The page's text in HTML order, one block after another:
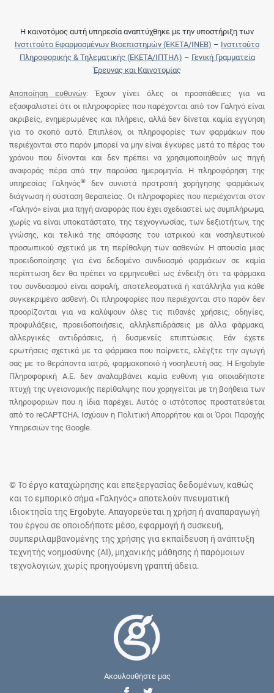
Η καινοτόμος αυτή υπηρεσία αναπτύχθηκε με την υποστήριξη των
Ινστιτούτο Εφαρμοσμένων Βιοεπιστημών (ΕΚΕΤΑ/ΙΝΕΒ) – Ινστιτούτο
Πληροφορικής & Τηλεματικής (ΕΚΕΤΑ/ΙΠΤΗΛ) – Γενική Γραμματεία
Έρευνας και Καινοτομίας
Αποποίηση ευθυνών: Έχουν γίνει όλες οι προσπάθειες για να
εξασφαλιστεί ότι οι πληροφορίες που παρέχονται από τον Γαληνό είναι
ακριβείς, ενημερωμένες και πλήρεις, αλλά δεν δίνεται καμία εγγύηση
για το σκοπό αυτό. Επιπλέον, οι πληροφορίες των φαρμάκων που
περιέχονται στο παρόν μπορεί να μην είναι έγκυρες μετά το πέρας του
χρόνου που δίνονται και δεν πρέπει να χρησιμοποιηθούν ως πηγή
αναφοράς πέρα από την παρούσα ημερομηνία. Η πληροφόρηση της
υπηρεσίας Γαληνός®
δεν συνιστά προτροπή χορήγησης φαρμάκων,
διάγνωση ή σύσταση θεραπείας. Οι πληροφορίες που περιέχονται στον
«Γαληνό» είναι μια πηγή αναφοράς που έχει σχεδιαστεί ως συμπλήρωμα,
χωρίς να είναι υποκατάστατο, της τεχνογνωσίας, των δεξιοτήτων, της
γνώσης, και τελικά της απόφασης του ιατρικού και νοσηλευτικού
προσωπικού σχετικά με τη περίθαλψη των ασθενών. Η απουσία μιας
προειδοποίησης για ένα δεδομένο συνδυασμό φαρμάκων σε καμία
περίπτωση δεν θα πρέπει να ερμηνευθεί ως ένδειξη ότι τα φάρμακα
του συνδυασμού είναι ασφαλή, αποτελεσματικά ή κατάλληλα για κάθε
συγκεκριμένο ασθενή. Οι πληροφορίες που περιέχονται στο παρόν δεν
προορίζονται για να καλύψουν όλες τις πιθανές χρήσεις, οδηγίες,
προφυλάξεις, προειδοποιήσεις, αλληλεπιδράσεις με άλλα φάρμακα,
αλλεργικές αντιδράσεις, ή δυσμενείς επιπτώσεις. Εάν έχετε
ερωτήσεις σχετικά με τα φάρμακα που παίρνετε, ελέγξτε την αγωγή
σας με το θεράποντα ιατρό, φαρμακοποιό ή νοσηλευτή σας. Η Ergobyte
Πληροφορική Α.Ε. δεν αναλαμβάνει καμία ευθύνη για οποιαδήποτε
πτυχή της υγειονομικής περίθαλψης που χορηγείται με τη βοήθεια των
πληροφοριών που η ίδια παρέχει. Αυτός ο ιστότοπος προστατεύεται
από το reCAPTCHA. Ισχύουν η Πολιτική Απορρήτου και οι Όροι Παροχής
Υπηρεσιών της Google.
© Το έργο καταχώρησης και επεξεργασίας δεδομένων, καθώς
και το εμπορικό σήμα «Γαληνός» αποτελούν πνευματική
ιδιοκτησία της Ergobyte. Απαγορεύεται η χρήση ή αναπαραγωγή
του έργου σε οποιοδήποτε μέσο, εφαρμογή ή συσκευή,
συμπεριλαμβανομένης της χρήσης για εκπαίδευση ή ανάπτυξη
τεχνητής νοημοσύνης (AI), μηχανικής μάθησης ή παρόμοιων
τεχνολογιών, χωρίς προηγούμενη γραπτή άδεια.
Ακουλουθήστε μας